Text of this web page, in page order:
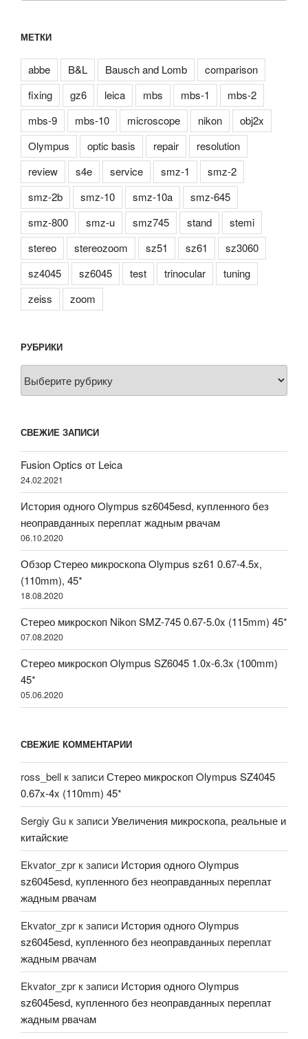
МЕТКИ
abbe B&L Bausch and Lomb
comparison
fixing
gz6 leica mbs mbs-1
mbs-2
mbs-9
mbs-10 microscope nikon
obj2x
Olympus
optic basis repair
resolution
review
s4e service smz-1
smz-2
smz-2b
smz-10 smz-10a
smz-645
smz-800
smz-u smz745 stand
stemi
stereo
stereozoom sz51 sz61
sz3060
sz4045
sz6045 test trinocular
tuning
zeiss
zoom
РУБРИКИ
СВЕЖИЕ ЗАПИСИ
Fusion Optics от Leica
24.02.2021
История одного Olympus sz6045esd, купленного без
неоправданных переплат жадным рвачам
06.10.2020
Обзор Стерео микроскопа Olympus sz61 0.67-4.5x,
(110mm), 45*
18.08.2020
Стерео микроскоп Nikon SMZ-745 0.67-5.0x (115mm) 45*
07.08.2020
Стерео микроскоп Olympus SZ6045 1.0x-6.3x (100mm)
45*
05.06.2020
СВЕЖИЕ КОММЕНТАРИИ
ross_bell к записиСтерео микроскоп Olympus SZ4045
0.67x-4x (110mm) 45*
Sergiy Gu к записиУвеличения микроскопа, реальные и
китайские
Ekvator_zpr к записи История одного Olympus
sz6045esd, купленного без неоправданных переплат
жадным рвачам
Ekvator_zpr к записи История одного Olympus
sz6045esd, купленного без неоправданных переплат
жадным рвачам
Ekvator_zpr к записи История одного Olympus
sz6045esd, купленного без неоправданных переплат
жадным рвачам